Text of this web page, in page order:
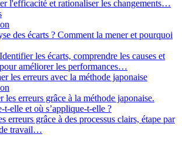
l'efficacité et rationaliser les changements…
des écarts ? Comment la mener et pourquoi
les écarts, comprendre les causes et
améliorer les performances…
erreurs grâce à la méthode japonaise.
elle et où s’applique-t-elle ?
erreurs grâce à des processus clairs, étape par
travail…